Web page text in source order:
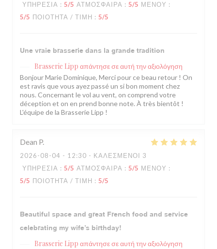
ΥΠΗΡΕΣΊΑ : 5/5 ΑΤΜΌΣΦΑΙΡΑ : 5/5 ΜΕΝΟΎ :
5/5 ΠΟΙΌΤΗΤΑ / ΤΙΜΉ : 5/5
Une vraie brasserie dans la grande tradition
Brasserie Lipp απάντησε σε αυτή την αξιολόγηση
Bonjour Marie Dominique, Merci pour ce beau retour ! On
est ravis que vous ayez passé un si bon moment chez
nous. Concernant le vol au vent, on comprend votre
déception et on en prend bonne note. À très bientôt !
L'équipe de la Brasserie Lipp !
Dean P
2026-08-04 - 12:30 - ΚΑΛΕΣΜΈΝΟΙ 3
ΥΠΗΡΕΣΊΑ : 5/5 ΑΤΜΌΣΦΑΙΡΑ : 5/5 ΜΕΝΟΎ :
5/5 ΠΟΙΌΤΗΤΑ / ΤΙΜΉ : 5/5
Beautiful space and great French food and service
celebrating my wife’s birthday!
Brasserie Lipp απάντησε σε αυτή την αξιολόγηση